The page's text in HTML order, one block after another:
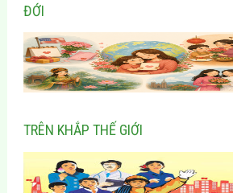
ĐỚI
TRÊN KHẮP THẾ GIỚI